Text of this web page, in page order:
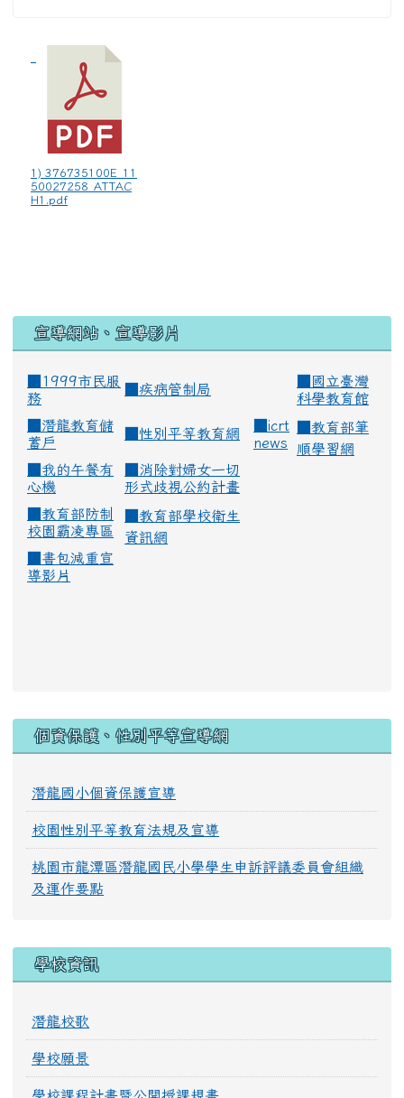
1) 376735100E_11
50027258_ATTAC
H1.pdf
宣導網站、宣導影片
■1999市民服
務
疾病管制局
國立臺灣
科學教育館
潛龍教育儲
蓄戶
性別平等教育網
icrt
news
教育部筆
順學習網
我的午餐有
心機
消除對婦女一切
形式歧視公約計畫
教育部防制
校園霸凌專區
教育部學校衛生
資訊網
書包減重宣
導影片
個資保護、性別平等宣導網
潛龍國小個資保護宣導
校園性別平等教育法規及宣導
桃園市龍潭區潛龍國民小學學生申訴評議委員會組織
及運作要點
學校資訊
潛龍校歌
學校願景